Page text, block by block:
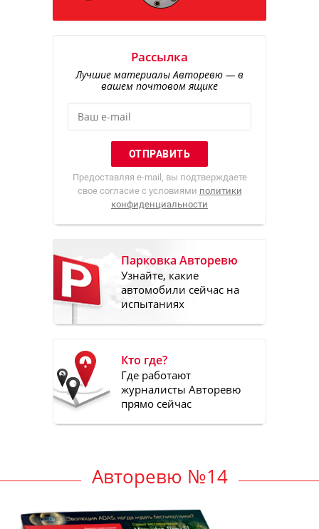
Рассылка
Лучшие материалы Авторевю — в
вашем почтовом ящике
Предоставляя e-mail, вы подтверждаете
свое согласие с условиями политики
конфиденциальности
Парковка Авторевю
Узнайте, какие
автомобили сейчас на
испытаниях
Кто где?
Где работают
журналисты Авторевю
прямо сейчас
Авторевю №14